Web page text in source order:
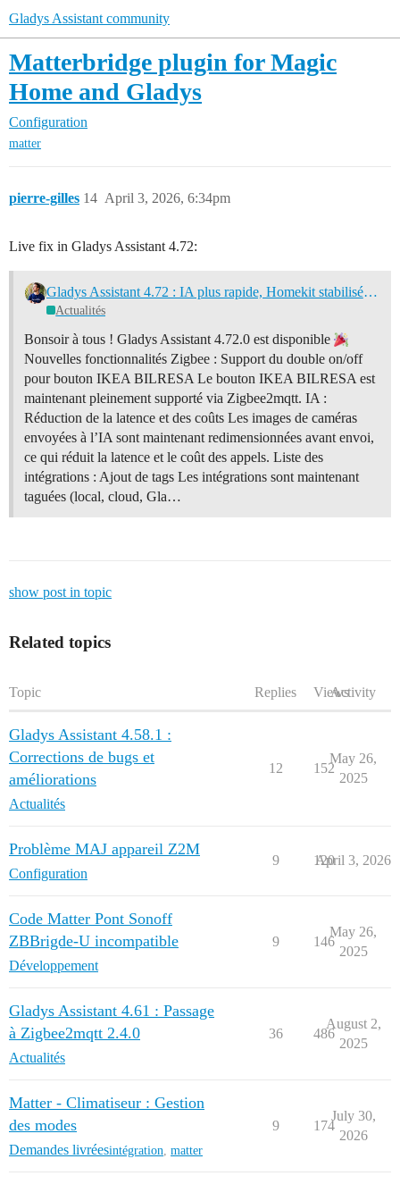
Gladys Assistant community
Matterbridge plugin for Magic
Home and Gladys
Configuration
matter
pierre-gilles April 3, 2026, 6:34pm
14
Live fix in Gladys Assistant 4.72:
Gladys Assistant 4.72 : IA plus rapide, Homekit stabilisé et plein de correctifs
Actualités
Bonsoir à tous ! Gladys Assistant 4.72.0 est disponible
Nouvelles fonctionnalités Zigbee : Support du double on/off
pour bouton IKEA BILRESA Le bouton IKEA BILRESA est
maintenant pleinement supporté via Zigbee2mqtt. IA :
Réduction de la latence et des coûts Les images de caméras
envoyées à l’IA sont maintenant redimensionnées avant envoi,
ce qui réduit la latence et le coût des appels. Liste des
intégrations : Ajout de tags Les intégrations sont maintenant
taguées (local, cloud, Gla…
show post in topic
Related topics
Topic Replies ViewsActivity
Gladys Assistant 4.58.1 :
Corrections de bugs et
améliorations
Actualités
12 152
May 26,
2025
Problème MAJ appareil Z2M
Configuration
9 120
April 3, 2026
Code Matter Pont Sonoff
ZBBrigde-U incompatible
Développement
9 146
May 26,
2025
Gladys Assistant 4.61 : Passage
à Zigbee2mqtt 2.4.0
Actualités
36 486
August 2,
2025
Matter - Climatiseur : Gestion
des modes
Demandes livréesintégration matter
9 174
July 30,
2026